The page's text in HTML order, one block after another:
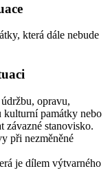
která dále nebude
opravu,
kulturní památky nebo
závazné stanovisko.
při nezměněné
je dílem výtvarného